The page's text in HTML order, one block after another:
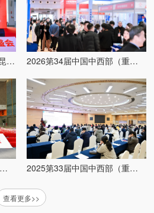
2026第十五届中国中西部（昆明）医疗器械博览会 2026第34届中国中西部（重庆）医疗器械博览会
2025第14届中国中西部（昆明）医疗器械博览会 2025第33届中国中西部（重庆）医疗器械博览会
查看更多>>
）有限公司 （展位：）